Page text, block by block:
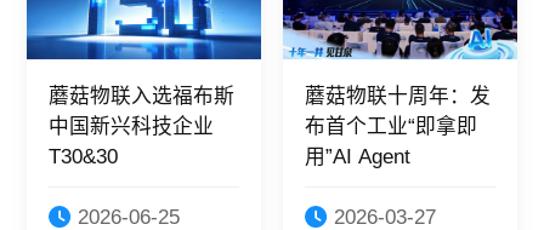
蘑菇物联入选福布斯
中国新兴科技企业
T30&30
2026-06-25
蘑菇物联十周年：发
布首个工业“即拿即
用”AI Agent
2026-03-27